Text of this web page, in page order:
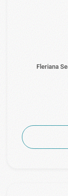
Fleriana